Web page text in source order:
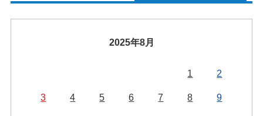
2025年8月
1 2
3 4 5 6 7 8 9